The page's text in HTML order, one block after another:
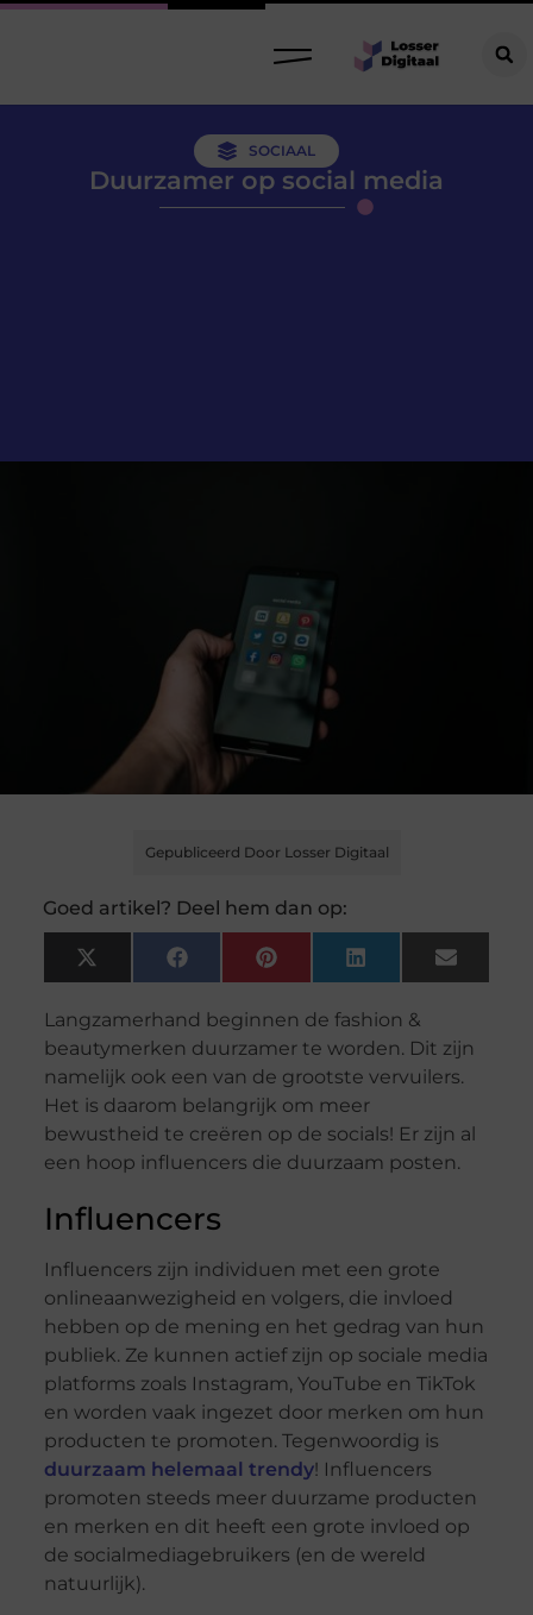
SOCIAAL
Duurzamer op social media
Gepubliceerd Door Losser Digitaal
Goed artikel? Deel hem dan op:
X
(Twitter)
FacebookPinterest LinkedIn Email
Langzamerhand beginnen de fashion &
beautymerken duurzamer te worden. Dit zijn
namelijk ook een van de grootste vervuilers.
Het is daarom belangrijk om meer
bewustheid te creëren op de socials! Er zijn al
een hoop influencers die duurzaam posten.
Influencers
Influencers zijn individuen met een grote
onlineaanwezigheid en volgers, die invloed
hebben op de mening en het gedrag van hun
publiek. Ze kunnen actief zijn op sociale media
platforms zoals Instagram, YouTube en TikTok
en worden vaak ingezet door merken om hun
producten te promoten. Tegenwoordig is
duurzaam helemaal trendy! Influencers
promoten steeds meer duurzame producten
en merken en dit heeft een grote invloed op
de socialmediagebruikers (en de wereld
natuurlijk).